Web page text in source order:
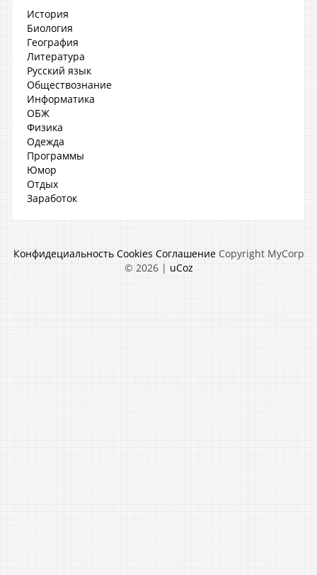
История
Биология
География
Литература
Русский язык
Обществознание
Информатика
ОБЖ
Физика
Одежда
Программы
Юмор
Отдых
Заработок
Конфидециальность Cookies Соглашение Copyright MyCorp
© 2026| uCoz